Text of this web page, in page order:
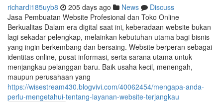
richardi185uyb8 205 days ago News
Discuss
Jasa Pembuatan Website Profesional dan Toko Online
Berkualitas Dalam era digital saat ini, keberadaan website bukan
lagi sekadar pelengkap, melainkan kebutuhan utama bagi bisnis
yang ingin berkembang dan bersaing. Website berperan sebagai
identitas online, pusat informasi, serta sarana utama untuk
menjangkau pelanggan baru. Baik usaha kecil, menengah,
maupun perusahaan yang
https://wisestream430.blogvivi.com/40062454/mengapa-anda-
perlu-mengetahui-tentang-layanan-website-terjangkau